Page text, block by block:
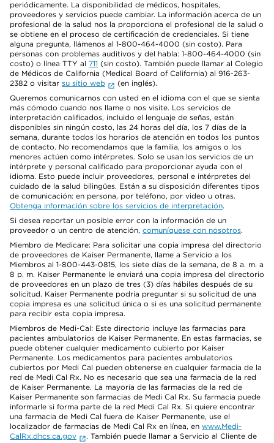
periódicamente. La disponibilidad de médicos, hospitales,
proveedores y servicios puede cambiar. La información acerca de un
profesional de la salud nos la proporciona el profesional de la salud o
se obtiene en el proceso de certificación de credenciales. Si tiene
alguna pregunta, llámenos al 1-800-464-4000 (sin costo). Para
personas con problemas auditivos y del habla: 1-800-464-4000 (sin
costo) o línea TTY al 711 (sin costo). También puede llamar al Colegio
de Médicos de California (Medical Board of California) al 916-263-
2382 o visitar su sitio web
(en inglés).
Queremos comunicarnos con usted en el idioma con el que se sienta
más cómodo cuando nos llame o nos visite. Los servicios de
interpretación calificados, incluido el lenguaje de señas, están
disponibles sin ningún costo, las 24 horas del día, los 7 días de la
semana, durante todos los horarios de atención en todos los puntos
de contacto. No recomendamos que la familia, los amigos o los
menores actúen como intérpretes. Solo se usan los servicios de un
intérprete y personal calificado para proporcionar ayuda con el
idioma. Esto puede incluir proveedores, personal e intérpretes del
cuidado de la salud bilingües. Están a su disposición diferentes tipos
de comunicación: en persona, por teléfono, por video u otras.
Obtenga información sobre los servicios de interpretación.
Si desea reportar un posible error con la información de un
proveedor o un centro de atención, comuníquese con nosotros.
Miembro de Medicare: Para solicitar una copia impresa del directorio
de proveedores de Kaiser Permanente, llame a Servicio a los
Miembros al 1-800-443-0815, los siete días de la semana, de 8 a. m. a
8 p. m. Kaiser Permanente le enviará una copia impresa del directorio
de proveedores en un plazo de tres (3) días hábiles después de su
solicitud. Kaiser Permanente podría preguntar si su solicitud de una
copia impresa es una solicitud única o si es una solicitud permanente
para recibir esta copia impresa.
Miembros de Medi-Cal: Este directorio incluye las farmacias para
pacientes ambulatorios de Kaiser Permanente. En estas farmacias, se
puede obtener cualquier medicamento cubierto por Kaiser
Permanente. Los medicamentos para pacientes ambulatorios
cubiertos por Medi Cal pueden obtenerse en cualquier farmacia de la
red de Medi Cal Rx. No es necesario que sea una farmacia de la red
de Kaiser Permanente. La mayoría de las farmacias de la red de
Kaiser Permanente son farmacias de Medi Cal Rx. Su farmacia puede
informarle si forma parte de la red Medi Cal Rx. Si quiere encontrar
una farmacia de Medi Cal fuera de Kaiser Permanente, use el
localizador de farmacias de Medi Cal Rx en línea, en www.Medi-
CalRx.dhcs.ca.gov
. También puede llamar a Servicio al Cliente de